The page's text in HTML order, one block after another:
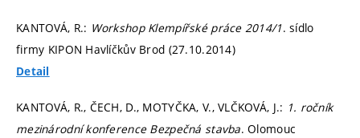
KANTOVÁ, R.: Workshop Klempířské práce 2014/1. sídlo
firmy KIPON Havlíčkův Brod (27.10.2014)
Detail
KANTOVÁ, R., ČECH, D., MOTYČKA, V., VLČKOVÁ, J.: 1. ročník
mezinárodní konference Bezpečná stavba. Olomouc